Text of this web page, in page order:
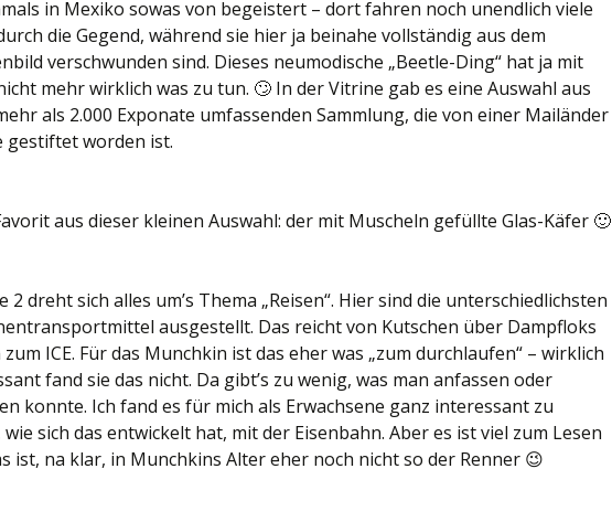
in Mexiko sowas von begeistert – dort fahren noch unendlich viele
die Gegend, während sie hier ja beinahe vollständig aus dem
verschwunden sind. Dieses neumodische „Beetle-Ding“ hat ja mit
mehr wirklich was zu tun. 🙄 In der Vitrine gab es eine Auswahl aus
als 2.000 Exponate umfassenden Sammlung, die von einer Mailänder
gestiftet worden ist.
aus dieser kleinen Auswahl: der mit Muscheln gefüllte Glas-Käfer 🙂
2 dreht sich alles um’s Thema „Reisen“. Hier sind die unterschiedlichsten
ausgestellt. Das reicht von Kutschen über Dampfloks
ICE. Für das Munchkin ist das eher was „zum durchlaufen“ – wirklich
fand sie das nicht. Da gibt’s zu wenig, was man anfassen oder
konnte. Ich fand es für mich als Erwachsene ganz interessant zu
wie sich das entwickelt hat, mit der Eisenbahn. Aber es ist viel zum Lesen
ist, na klar, in Munchkins Alter eher noch nicht so der Renner 😉